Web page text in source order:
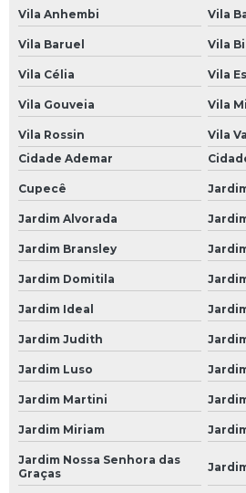
Oficina Mecânica a Domicílio
Oficina Mecânica em Domicílio
Serviço Mecânica a Domicílio
Revisões Veiculares
Revisão Automotiva
Revisão Automotiva Preço
Revisão Automotiva SP
Revisão de Carro
Revisão de Carros
Revisão Elétrica Automotiva
Revisão Preventiva Automotiva
Revisão Veicular
Revisão Veicular em São Paulo
Revisão Veicular em SP
Revisão Veicular na Avenida do Estado
Vila Anhembi Vila
Vila Baruel Vila
Vila Célia Vila
Vila Gouveia Vila
Vila Rossin
Vila
Cidade Ademar
Cupecê
Jardim Alvorada
Jardim Bransley
Jardim Domitila
Jardim Ideal
Jardim Judith
Jardim Luso
Jardim Martini
Jardim Miriam
Jardim Nossa Senhora das
Graças